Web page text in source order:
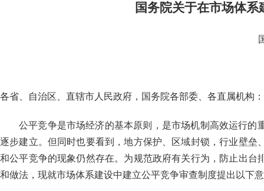
国务院关于在市场体
各省、自治区、直辖市人民政府，国务院各部委、各直属机构：
公平竞争是市场经济的基本原则，是市场机制高效运行
逐步建立。但同时也要看到，地方保护、区域封锁，行业壁
和公平竞争的现象仍然存在。为规范政府有关行为，防止出
和做法，现就市场体系建设中建立公平竞争审查制度提出以下